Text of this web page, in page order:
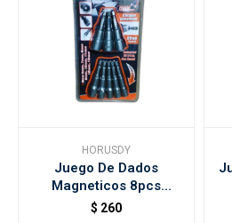
HORUSDY
Juego De Dados
Magneticos 8pcs
Horusdy
$ 260
Cisternas
Accesorios